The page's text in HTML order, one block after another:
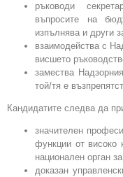
ръководи
въпросите на
изпълнява и други
взаимодейства с
висшето
замества
той/тя е
Кандидатите следва да
значителен
функции от високо
национален орган
доказан